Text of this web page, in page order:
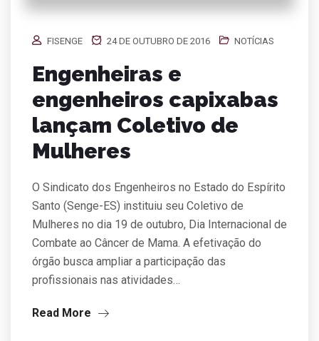
FISENGE 24 DE OUTUBRO DE 2016 NOTÍCIAS
Engenheiras e
engenheiros capixabas
lançam Coletivo de
Mulheres
O Sindicato dos Engenheiros no Estado do Espírito
Santo (Senge-ES) instituiu seu Coletivo de
Mulheres no dia 19 de outubro, Dia Internacional de
Combate ao Câncer de Mama. A efetivação do
órgão busca ampliar a participação das
profissionais nas atividades…
Read More